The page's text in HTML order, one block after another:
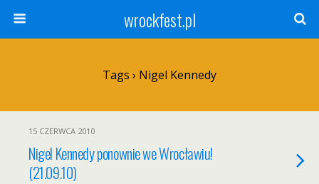
wrockfest.pl
Tags › Nigel Kennedy
15 CZERWCA 2010
Nigel Kennedy ponownie we Wrocławiu!
(21.09.10)